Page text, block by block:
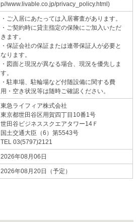
p//www.livable.co.jp/privacy_policy.html)
・ご入居にあたっては入居審査があります。
・ご契約時に貸主指定の保険にご加入いただ
きます。
・保証会社の保証または連帯保証人が必要と
なります。
・図面と現況が異なる場合、現況を優先しま
す。
・駐車場、駐輪場など付随設備に関する費
用・空き状況等は随時ご確認ください。
東急ライフィア株式会社
東京都世田谷区用賀四丁目10番1号
世田谷ビジネススクエアタワー14Ｆ
国土交通大臣（6）第5543号
TEL 03(5797)2121
2026年08月06日
2026年08月20日（予定）